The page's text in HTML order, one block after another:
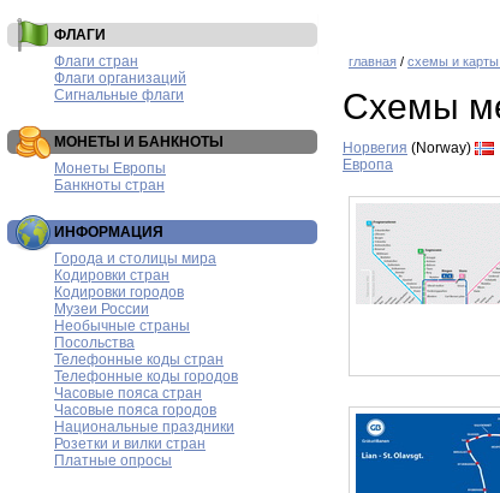
ФЛАГИ
Флаги стран
Флаги организаций
Сигнальные флаги
МОНЕТЫ И БАНКНОТЫ
Монеты Европы
Банкноты стран
ИНФОРМАЦИЯ
Города и столицы мира
Кодировки стран
Кодировки городов
Музеи России
Необычные страны
Посольства
Телефонные коды стран
Телефонные коды городов
Часовые пояса стран
Часовые пояса городов
Национальные праздники
Розетки и вилки стран
Платные опросы
главная / схемы и
Схемы
Норвегия (Norway)
Европа